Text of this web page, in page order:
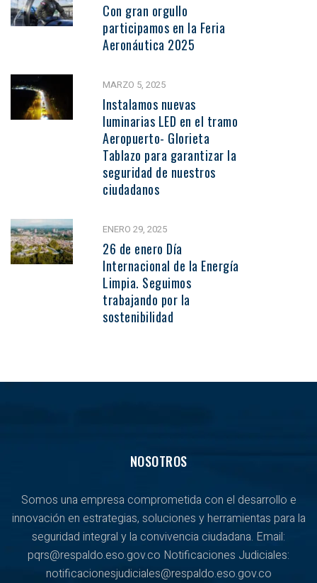
Con gran orgullo
participamos en la Feria
Aeronáutica 2025
MARZO 5, 2025
Instalamos nuevas
luminarias LED en el tramo
Aeropuerto- Glorieta
Tablazo para garantizar la
seguridad de nuestros
ciudadanos
ENERO 29, 2025
26 de enero Día
Internacional de la Energía
Limpia. Seguimos
trabajando por la
sostenibilidad
NOSOTROS
Somos una empresa comprometida con el desarrollo e
innovación en estrategias, soluciones y herramientas para la
seguridad integral y la convivencia ciudadana. Email:
pqrs@respaldo.eso.gov.co Notificaciones Judiciales:
notificacionesjudiciales@respaldo.eso.gov.co